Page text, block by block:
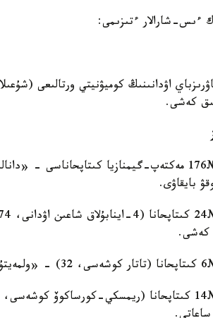
ءىس-شارالار ءتىزىمى:
كەشى.
10:00, №176 مەكتەپ-گيمنازيا كىتاپحاناسى
بايقاۋى.
كەشى.